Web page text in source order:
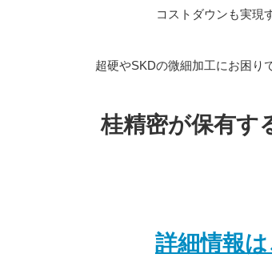
コストダウンも実現
超硬やSKDの微細加工にお困り
桂精密が保有す
詳細情報